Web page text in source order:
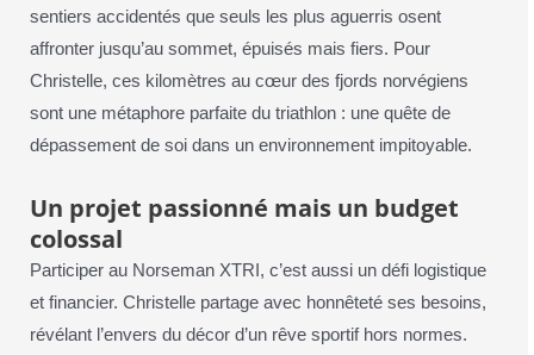
sentiers accidentés que seuls les plus aguerris osent
affronter jusqu’au sommet, épuisés mais fiers. Pour
Christelle, ces kilomètres au cœur des fjords norvégiens
sont une métaphore parfaite du triathlon : une quête de
dépassement de soi dans un environnement impitoyable.
Un projet passionné mais un budget
colossal
Participer au Norseman XTRI, c’est aussi un défi logistique
et financier. Christelle partage avec honnêteté ses besoins,
révélant l’envers du décor d’un rêve sportif hors normes.